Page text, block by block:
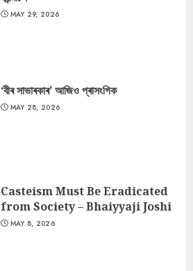
MAY 29, 2026
‘বীৰ সাভাৰকাৰ’ আজিও প্ৰাসংগিক
MAY 28, 2026
Casteism Must Be Eradicated
from Society – Bhaiyyaji Joshi
MAY 8, 2026